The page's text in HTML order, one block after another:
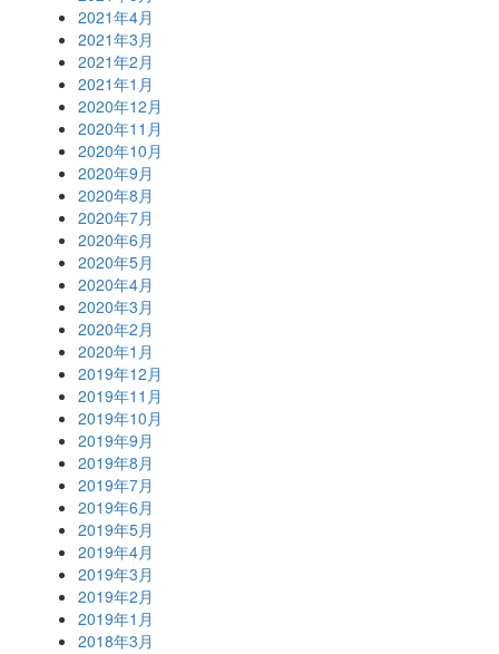
2021年4月
2021年3月
2021年2月
2021年1月
2020年12月
2020年11月
2020年10月
2020年9月
2020年8月
2020年7月
2020年6月
2020年5月
2020年4月
2020年3月
2020年2月
2020年1月
2019年12月
2019年11月
2019年10月
2019年9月
2019年8月
2019年7月
2019年6月
2019年5月
2019年4月
2019年3月
2019年2月
2019年1月
2018年3月